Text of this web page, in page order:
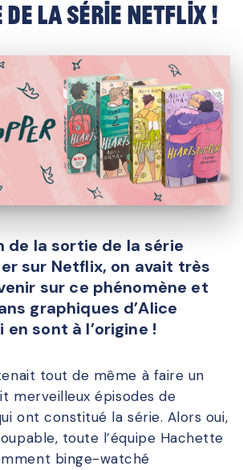
de la série Netflix !
de la sortie de la série
sur Netflix, on avait très
sur ce phénomène et
graphiques d’Alice
en sont à l’origine !
tout de même à faire un
merveilleux épisodes de
ont constitué la série. Alors oui,
toute l’équipe Hachette
binge-watché